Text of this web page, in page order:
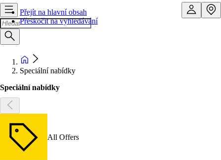
Přejít na hlavní obsah
Přeskočit na vyhledávání
Speciální nabídky
Speciální nabídky
All Offers